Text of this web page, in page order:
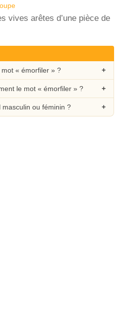
vives arêtes d’une pièce de
« émorfiler » ?
le mot « émorfiler » ?
ou féminin ?